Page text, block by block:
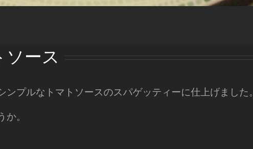
ース
プルなトマトソースのスパゲッティーに仕上げました。
。